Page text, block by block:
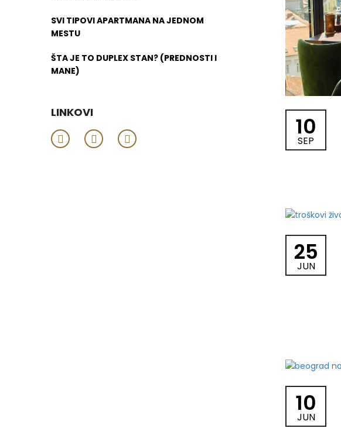
10
SEP
25
JUN
10
JUN
SVI TIPOVI APARTMANA NA JEDNOM
MESTU
ŠTA JE TO DUPLEX STAN? (PREDNOSTI I
MANE)
LINKOVI